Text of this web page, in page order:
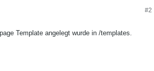
#2
Template angelegt wurde in /templates.